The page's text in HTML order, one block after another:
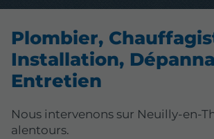
Plombier,
Installation,
Entretien
Nous intervenons sur Neuilly-en-
alentours.